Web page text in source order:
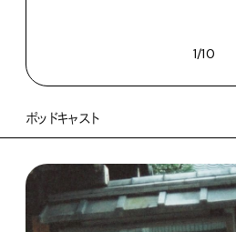
1/10
ポッドキャスト